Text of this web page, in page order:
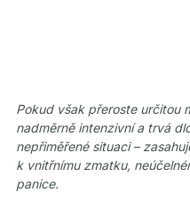
Pokud však přeroste určitou
nadměrně intenzivní a trvá
nepřiměřené situaci –
k vnitřnímu zmatku,
panice.